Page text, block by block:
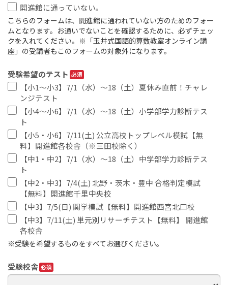
開進館に通っていない。
こちらのフォームは、開進館に通われていない方のためのフォー
ムとなります。お通いでないことを確認するために、必ずチェッ
クを入れてください。※「玉井式国語的算数教室オンライン講
座」の受講者もこのフォームの対象外になります。
受験希望のテスト
【小1～小3】7/1（水）～18（土）夏休み直前！チャレ
ンジテスト
【小4～小6】7/1（水）～18（土）小学部学力診断テス
ト
【小5・小6】7/11(土) 公立高校トップレベル模試【無
料】開進館各校舎（※三田校除く）
【中1・中2】7/1（水）～18（土）中学部学力診断テス
ト
【中2・中3】7/4(土) 北野・茨木・豊中 合格判定模試
【無料】開進館千里中央校
【中3】7/5(日) 関学模試【無料】開進館西宮北口校
【中3】7/11(土) 単元別リサーチテスト【無料】 開進館
各校舎
※受験を希望するものをすべてお選びください。
受験校舎